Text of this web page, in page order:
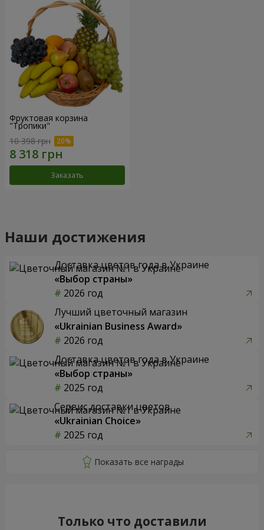
Фруктовая корзина
"Тропики"
10 398 грн
Заказать
Наши достижения
Доставка цветов года в Украине
«Выбор страны»
2026 год
Лучший цветочный магазин
«Ukrainian Business Award»
2026 год
Доставка цветов года в Украине
«Выбор страны»
2025 год
Сервис доставки цветов
«Ukrainian Choice»
2025 год
Только что доставили